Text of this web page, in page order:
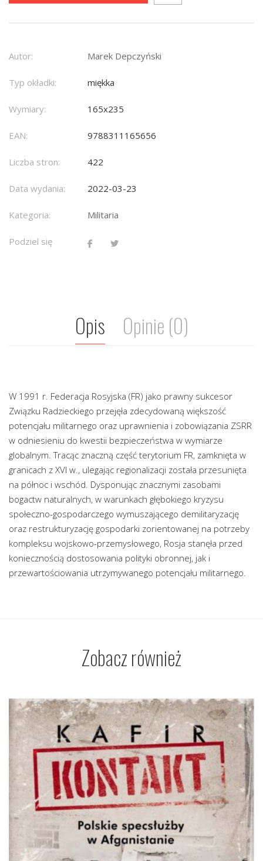
Autor: Marek Depczyński
Typ okładki: miękka
Wymiary: 165x235
EAN: 9788311165656
Liczba stron: 422
Data wydania: 2022-03-23
Kategoria: Militaria
Podziel się
Opis Opinie (0)
W 1991 r. Federacja Rosyjska (FR) jako prawny sukcesor
Związku Radzieckiego przejęła zdecydowaną większość
potencjału militarnego oraz uprawnienia i zobowiązania ZSRR
w odniesieniu do kwestii bezpieczeństwa w wymiarze
globalnym. Tracąc znaczną część terytorium FR, zamknięta w
granicach z XVI w., ulegając regionalizacji została przesunięta
na północ i wschód. Dysponując znacznymi zasobami
bogactw naturalnych, w warunkach głębokiego kryzysu
społeczno-gospodarczego wymuszającego demilitaryzację
oraz restrukturyzację gospodarki zorientowanej na potrzeby
kompleksu wojskowo-przemysłowego, Rosja stanęła przed
koniecznością dostosowania polityki obronnej, jak i
przewartościowania utrzymywanego potencjału militarnego.
Zobacz również